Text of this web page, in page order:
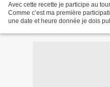
Avec cette recette je participe au
Comme c’est ma première
une date et heure donnée je dois